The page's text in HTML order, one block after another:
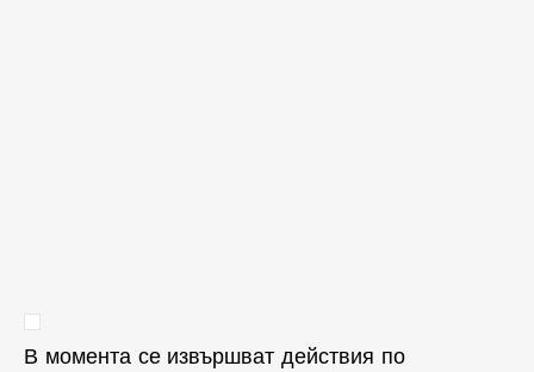
В момента се извършват действия по